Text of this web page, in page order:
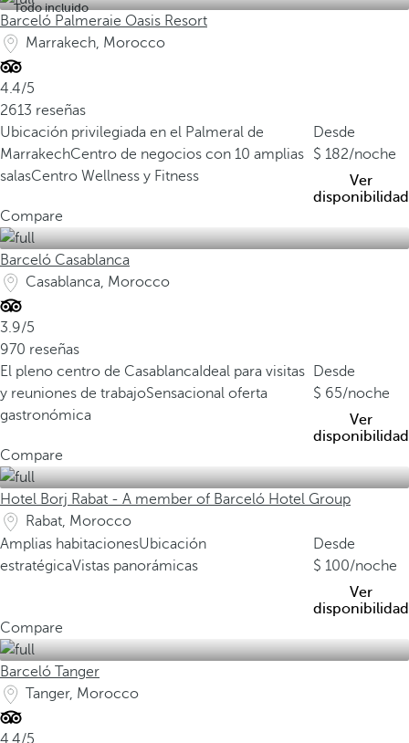
Todo incluido
Barceló Palmeraie Oasis Resort
Marrakech, Morocco
4.4/5
2613 reseñas
Ubicación privilegiada en el Palmeral de
MarrakechCentro de negocios con 10 amplias
salasCentro Wellness y Fitness
Desde
182/noche
Ver
disponibilidad
Compare
Barceló Casablanca
Casablanca, Morocco
3.9/5
970 reseñas
El pleno centro de Casablanca Ideal para visitas
y reuniones de trabajoSensacional oferta
gastronómica
Desde
65/noche
Ver
disponibilidad
Compare
Hotel Borj Rabat - A member of Barceló Hotel Group
Rabat, Morocco
Amplias habitacionesUbicación
estratégicaVistas panorámicas
Desde
100/noche
Ver
disponibilidad
Compare
Barceló Tanger
Tanger, Morocco
4.4/5